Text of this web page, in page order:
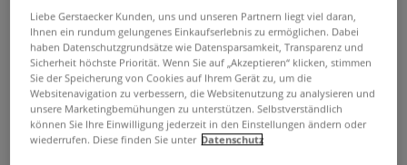
Frühstücksbrettchen Herzform
2er-Set
Liebe Gerstaecker Kunden, uns und unseren Partnern liegt viel daran,
Ihnen ein rundum gelungenes Einkaufserlebnis zu ermöglichen. Dabei
haben Datenschutzgrundsätze wie Datensparsamkeit, Transparenz und
Sicherheit höchste Priorität. Wenn Sie auf „Akzeptieren“ klicken, stimmen
Sie der Speicherung von Cookies auf Ihrem Gerät zu, um die
Websitenavigation zu verbessern, die Websitenutzung zu analysieren und
unsere Marketingbemühungen zu unterstützen. Selbstverständlich
können Sie Ihre Einwilligung jederzeit in den Einstellungen ändern oder
wiederrufen. Diese finden Sie unter Datenschutz